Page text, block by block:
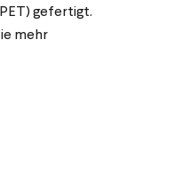
gefertigt.
mehr